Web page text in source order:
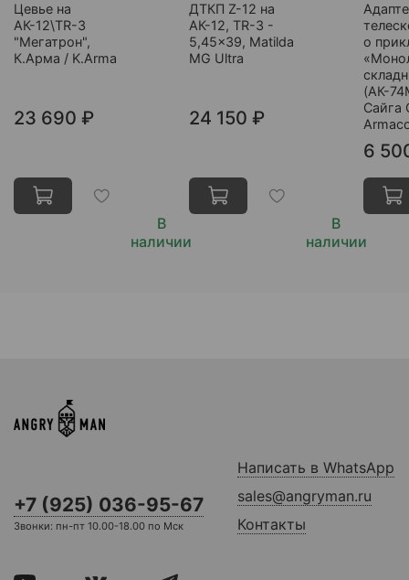
Цевье на
АК-12\TR-3
"Мегатрон",
К.Арма / K.Arma
В
наличии
23 690 ₽
ДТКП Z-12 на
АК-12, TR-3 -
5,45x39, Matilda
MG Ultra
В
наличии
24 150 ₽
о
(АК-
Сайга
6
+7 (925) 036-95-67
Звонки: пн-пт 10.00-18.00 по Мск
Написать в WhatsApp
sales@angryman.ru
Контакты